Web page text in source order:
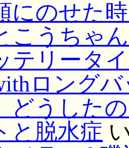
にのせた
こうちゃん
テリータ
ロングバ
どうした
と脱水症